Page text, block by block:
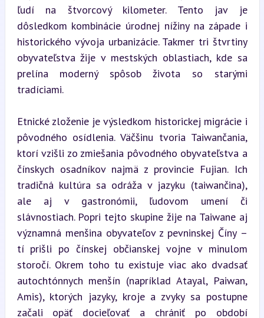
ľudí na štvorcový kilometer. Tento jav je
dôsledkom kombinácie úrodnej nížiny na západe i
historického vývoja urbanizácie. Takmer tri štvrtiny
obyvateľstva žije v mestských oblastiach, kde sa
prelína moderný spôsob života so starými
tradíciami.
Etnické zloženie je výsledkom historickej migrácie i
pôvodného osídlenia. Väčšinu tvoria Taiwančania,
ktorí vzišli zo zmiešania pôvodného obyvateľstva a
čínskych osadníkov najmä z provincie Fujian. Ich
tradičná kultúra sa odráža v jazyku (taiwančina),
ale aj v gastronómii, ľudovom umení či
slávnostiach. Popri tejto skupine žije na Taiwane aj
významná menšina obyvateľov z pevninskej Číny –
tí prišli po čínskej občianskej vojne v minulom
storočí. Okrem toho tu existuje viac ako dvadsať
autochtónnych menšín (napríklad Atayal, Paiwan,
Amis), ktorých jazyky, kroje a zvyky sa postupne
začali opäť docieľovať a chrániť po období